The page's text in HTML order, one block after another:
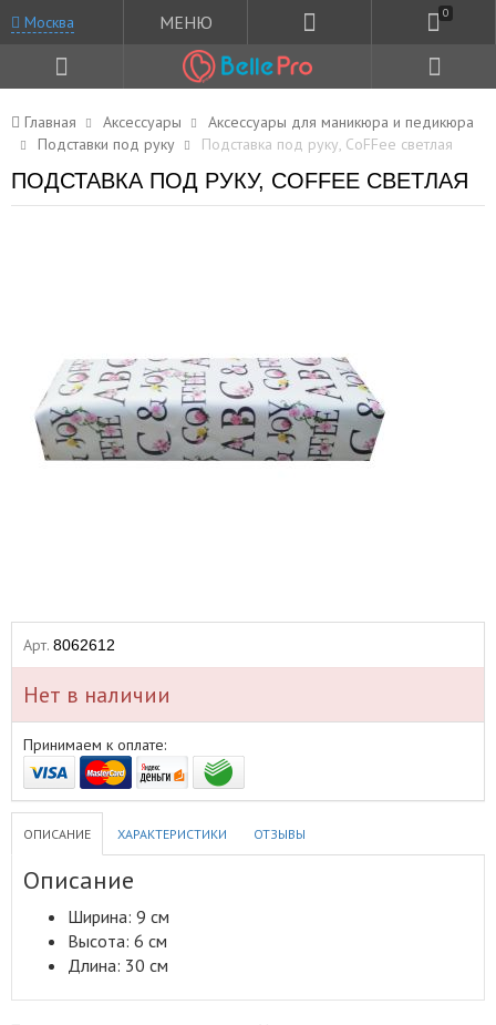
Москва МЕНЮ 0
Главная Аксессуары
Аксессуары для маникюра и педикюра
Подставки под руку
Подставка под руку, CoFFee светлая
ПОДСТАВКА ПОД РУКУ, COFFEE СВЕТЛАЯ
Арт. 8062612
Нет в наличии
Принимаем к оплате:
ОПИСАНИЕ ХАРАКТЕРИСТИКИ ОТЗЫВЫ
Описание
Ширина: 9 см
Высота: 6 см
Длина: 30 см